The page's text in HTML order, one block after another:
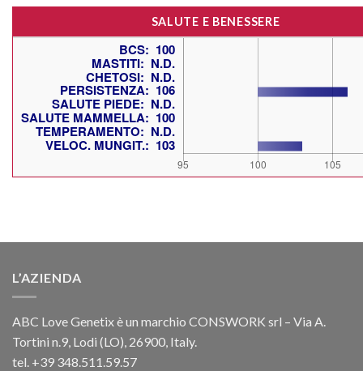
SALUTE E BENESSERE
L’AZIENDA
ABC Love Genetix è un marchio CONSWORK srl – Via A.
Tortini n.9, Lodi (LO), 26900, Italy.
tel. +39 348.511.59.57